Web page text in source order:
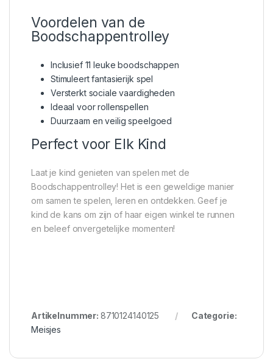
Voordelen van de
Boodschappentrolley
Inclusief 11 leuke boodschappen
Stimuleert fantasierijk spel
Versterkt sociale vaardigheden
Ideaal voor rollenspellen
Duurzaam en veilig speelgoed
Perfect voor Elk Kind
Laat je kind genieten van spelen met de
Boodschappentrolley! Het is een geweldige manier
om samen te spelen, leren en ontdekken. Geef je
kind de kans om zijn of haar eigen winkel te runnen
en beleef onvergetelijke momenten!
Artikelnummer: 8710124140125
Categorie:
Meisjes